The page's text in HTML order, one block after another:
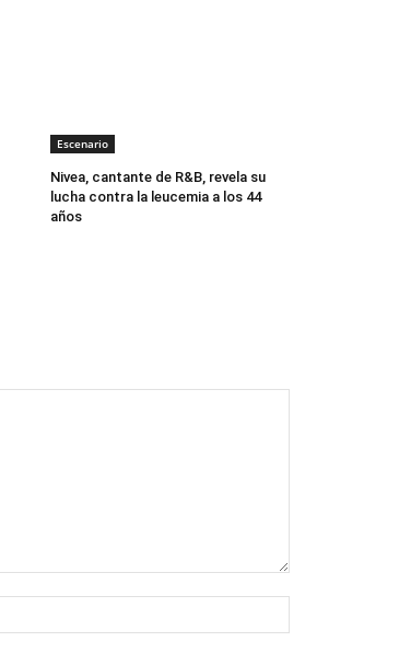
Escenario
Nivea, cantante de R&B, revela su
lucha contra la leucemia a los 44
años